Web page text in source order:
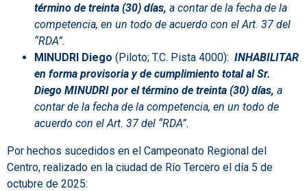
término de treinta (30) días, a contar de la fecha de la
competencia, en un todo de acuerdo con el Art. 37 del
“RDA”.
MINUDRI Diego (Piloto; T.C. Pista 4000): INHABILITAR
en forma provisoria y de cumplimiento total al Sr.
Diego MINUDRI por el término de treinta (30) días, a
contar de la fecha de la competencia, en un todo de
acuerdo con el Art. 37 del “RDA”.
Por hechos sucedidos en el Campeonato Regional del
Centro, realizado en la ciudad de Río Tercero el día 5 de
octubre de 2025: